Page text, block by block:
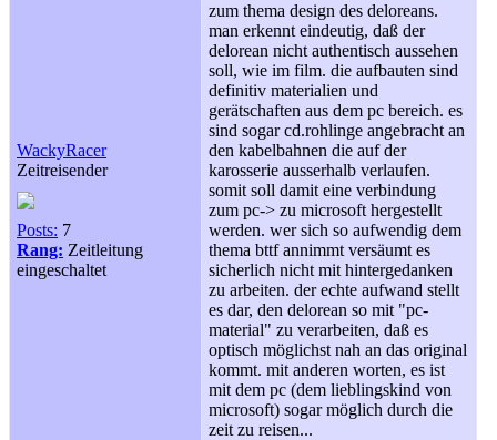
WackyRacer
Zeitreisender
Posts: 7
Rang: Zeitleitung
eingeschaltet
zum thema design des deloreans.
man erkennt eindeutig, daß der
delorean nicht authentisch aussehen
soll, wie im film. die aufbauten sind
definitiv materialien und
gerätschaften aus dem pc bereich. es
sind sogar cd.rohlinge angebracht an
den kabelbahnen die auf der
karosserie ausserhalb verlaufen.
somit soll damit eine verbindung
zum pc-> zu microsoft hergestellt
werden. wer sich so aufwendig dem
thema bttf annimmt versäumt es
sicherlich nicht mit hintergedanken
zu arbeiten. der echte aufwand stellt
es dar, den delorean so mit "pc-
material" zu verarbeiten, daß es
optisch möglichst nah an das original
kommt. mit anderen worten, es ist
mit dem pc (dem lieblingskind von
microsoft) sogar möglich durch die
zeit zu reisen...